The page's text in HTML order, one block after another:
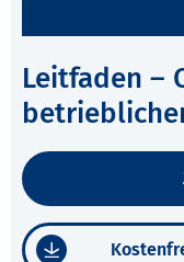
Leitfaden –